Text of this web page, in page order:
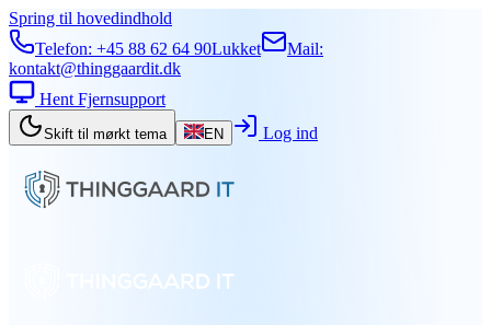
Spring til hovedindhold
Telefon: +45 88 62 64 90Lukket
Mail:
kontakt@thinggaardit.dk
Hent Fjernsupport
Skift til mørkt tema EN Log ind